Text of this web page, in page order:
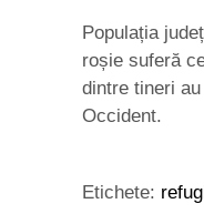
Populația
roșie suferă
dintre tineri
Occident.
Etichete: